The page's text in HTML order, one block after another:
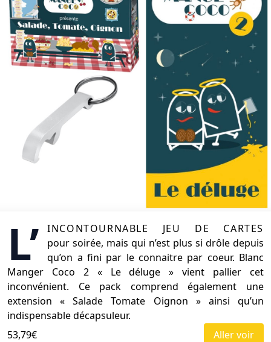
L’
incontournable jeu de cartes
pour soirée, mais qui n’est plus si drôle depuis
qu’on a fini par le connaitre par coeur. Blanc
Manger Coco 2 « Le déluge » vient pallier cet
inconvénient. Ce pack comprend également une
extension « Salade Tomate Oignon » ainsi qu’un
indispensable décapsuleur.
53,79€
Aller voir